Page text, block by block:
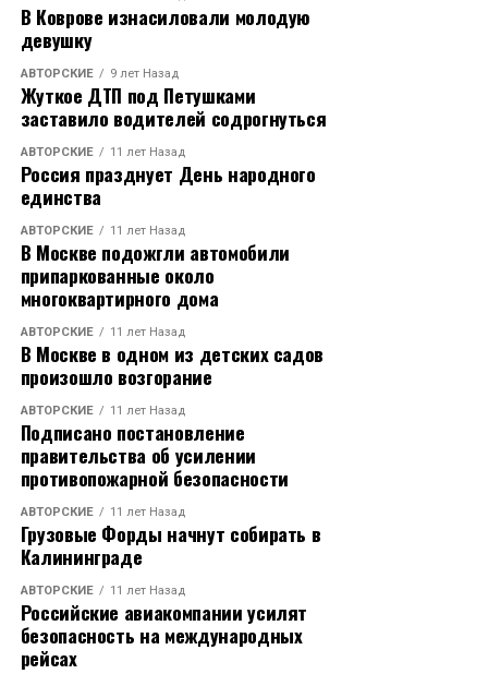
В Коврове изнасиловали молодую
девушку
АВТОРСКИЕ 9 лет Назад
Жуткое ДТП под Петушками
заставило водителей содрогнуться
АВТОРСКИЕ 11 лет Назад
Россия празднует День народного
единства
АВТОРСКИЕ 11 лет Назад
В Москве подожгли автомобили
припаркованные около
многоквартирного дома
АВТОРСКИЕ 11 лет Назад
В Москве в одном из детских садов
произошло возгорание
АВТОРСКИЕ 11 лет Назад
Подписано постановление
правительства об усилении
противопожарной безопасности
АВТОРСКИЕ 11 лет Назад
Грузовые Форды начнут собирать в
Калининграде
АВТОРСКИЕ 11 лет Назад
Российские авиакомпании усилят
безопасность на международных
рейсах